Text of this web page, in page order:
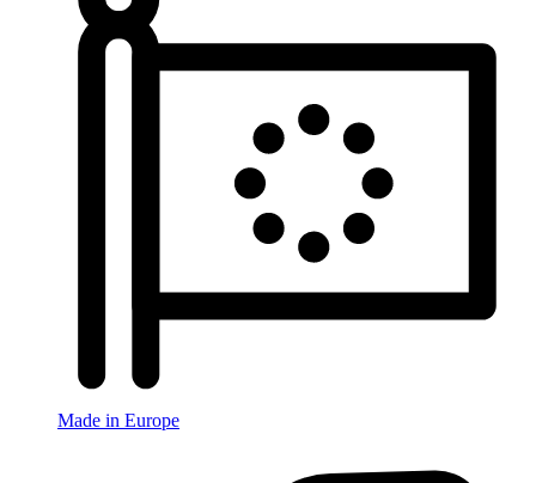
Made in Europe